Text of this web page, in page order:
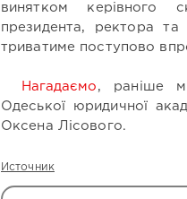
винятком керівного
президента, ректора та
триватиме поступово
Нагадаємо , раніше
Одеської юридичної
Оксена Лісового.
Источник